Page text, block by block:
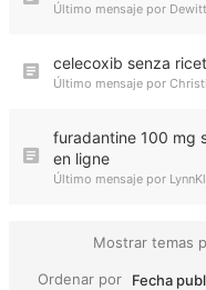
Último mensaje por
celecoxib senza
Último mensaje por
furadantine 100 mg
en ligne
Último mensaje por
Mostrar temas
Ordenar por
Fecha